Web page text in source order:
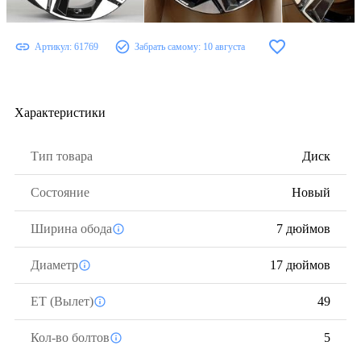
Артикул: 61769 Забрать самому: 10 августа
Характеристики
Тип товара Диск
Состояние Новый
Ширина обода 7 дюймов
Диаметр 17 дюймов
ЕТ (Вылет) 49
Кол-во болтов 5